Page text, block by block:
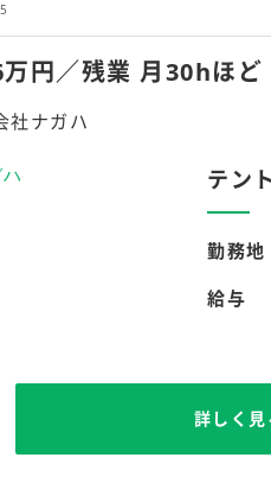
円／残業 月30hほ
社ナガハ
テン
勤務地
給与
詳しく見